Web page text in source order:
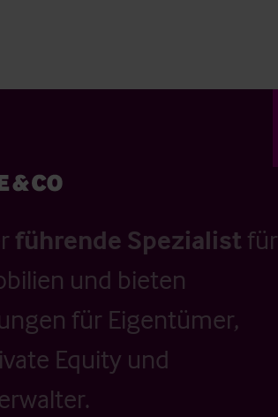
führende Spezialistfür
und bieten
für Eigentümer,
Equity und